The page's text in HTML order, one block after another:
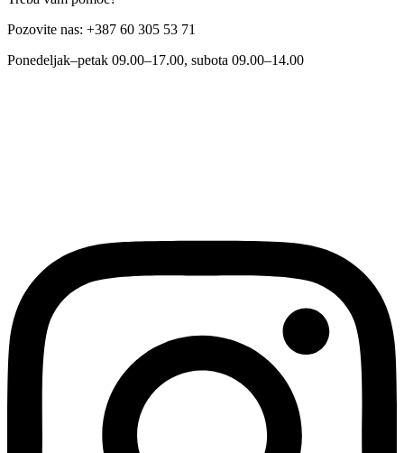
Pozovite nas: +387 60 305 53 71
Ponedeljak–petak 09.00–17.00, subota 09.00–14.00